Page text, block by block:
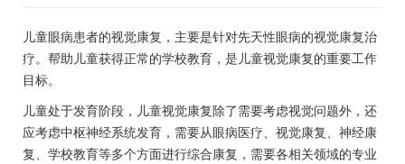
儿童眼病患者的视觉康复，主要是针对先天性眼病的视觉康复治
疗。帮助儿童获得正常的学校教育，是儿童视觉康复的重要工作
目标。
儿童处于发育阶段，儿童视觉康复除了需要考虑视觉问题外，还
应考虑中枢神经系统发育，需要从眼病医疗、视觉康复、神经康
复、学校教育等多个方面进行综合康复，需要各相关领域的专业